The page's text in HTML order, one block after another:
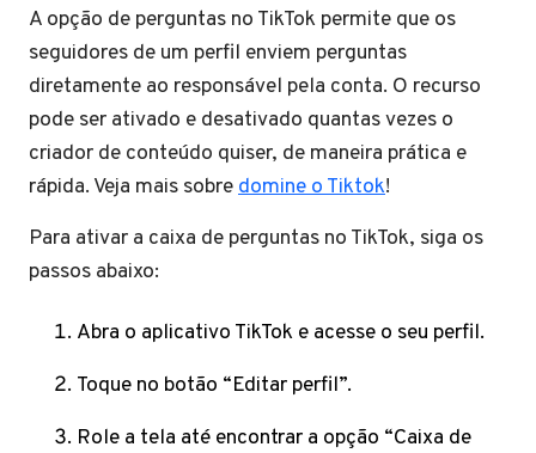
A opção de perguntas no TikTok permite que os
seguidores de um perfil enviem perguntas
diretamente ao responsável pela conta. O recurso
pode ser ativado e desativado quantas vezes o
criador de conteúdo quiser, de maneira prática e
rápida. Veja mais sobredomine o Tiktok!
Para ativar a caixa de perguntas no TikTok, siga os
passos abaixo:
Abra o aplicativo TikTok e acesse o seu perfil.
Toque no botão “Editar perfil”.
Role a tela até encontrar a opção “Caixa de